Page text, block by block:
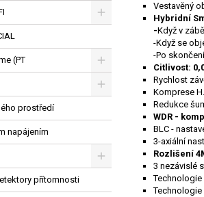
(PT
prostředí
napájením
přítomnosti
Vestavěný
Hybridní
-Když v
-Když se
-Po
Citlivost:
Rychlost
Komprese
Redukce
WDR -
BLC -
3-axiální
Rozlišení
3 nezávislé
Technologie
Technologie